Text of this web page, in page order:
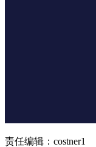
责任编辑：costner1